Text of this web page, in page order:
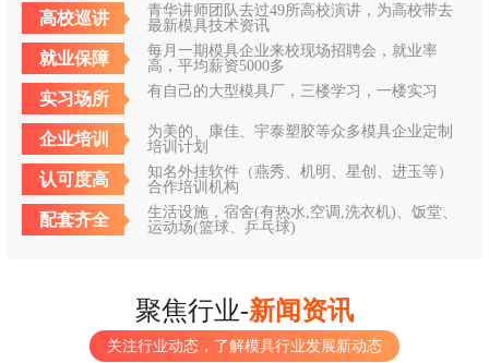
高校巡讲
青华讲师团队去过49所高校演讲，为高校带去
最新模具技术资讯
就业保障
每月一期模具企业来校现场招聘会，就业率
高，平均薪资5000多
实习场所 有自己的大型模具厂，三楼学习，一楼实习
企业培训
为美的、康佳、宇泰塑胶等众多模具企业定制
培训计划
认可度高
知名外挂软件（燕秀、机明、星创、进玉等）
合作培训机构
配套齐全
生活设施，宿舍(有热水,空调,洗衣机)、饭堂、
运动场(篮球、乒乓球)
聚焦行业-新闻资讯
关注行业动态，了解模具行业发展新动态